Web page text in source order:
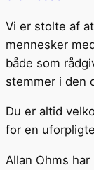
Vi er stolte af
mennesker
både som
stemmer i den
Du er altid
for en
Allan Ohms